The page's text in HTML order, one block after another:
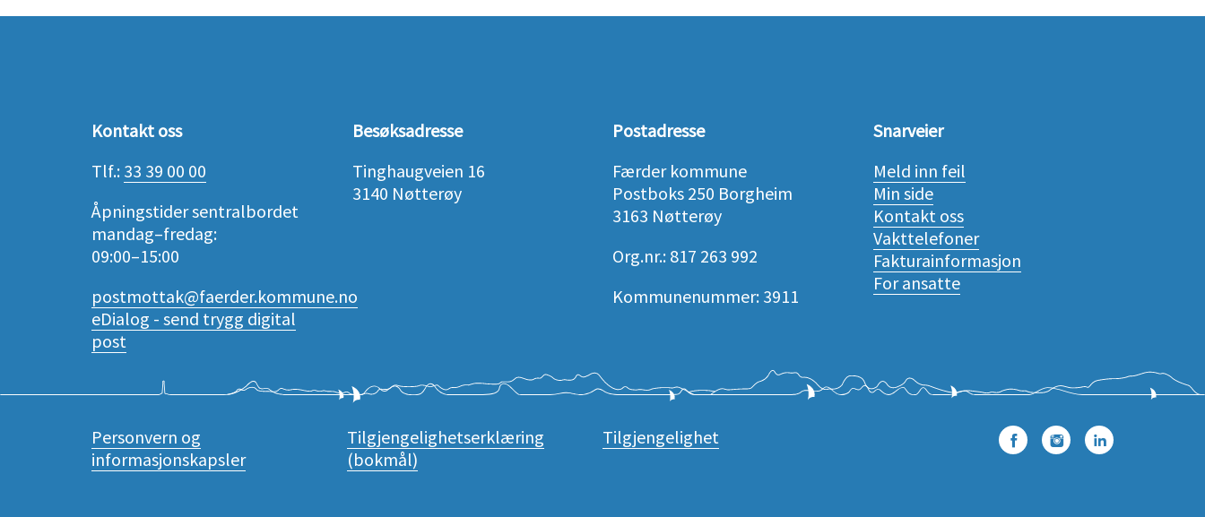
Kontakt oss
Tlf.: 33 39 00 00
Åpningstider sentralbordet
mandag–fredag:
09:00–15:00
postmottak@faerder.kommune.no
eDialog - send trygg digital
post
Besøksadresse
Tinghaugveien 16
3140 Nøtterøy
Postadresse
Færder kommune
Postboks 250 Borgheim
3163 Nøtterøy
Org.nr.: 817 263 992
Kommunenummer: 3911
Snarveier
Meld inn feil
Min side
Kontakt oss
Vakttelefoner
Fakturainformasjon
For ansatte
Personvern og
informasjonskapsler
Tilgjengelighetserklæring
(bokmål)
Tilgjengelighet FacebookInstagramLinkedIn